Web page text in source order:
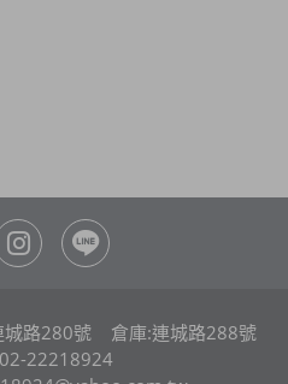
城路280號 倉庫:連城路288號
22218924